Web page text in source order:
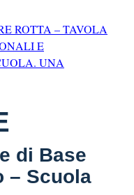
ROTTA – TAVOLA
E
UNA
di Base
– Scuola